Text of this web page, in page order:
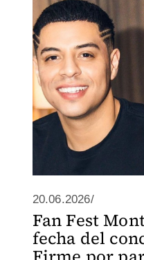
20.06.2026/
Fan Fest
fecha del